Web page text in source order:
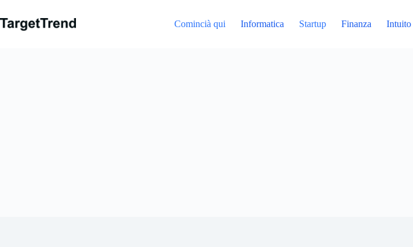
contenuto
Comincià qui Informatica Startup Finanza Intuito